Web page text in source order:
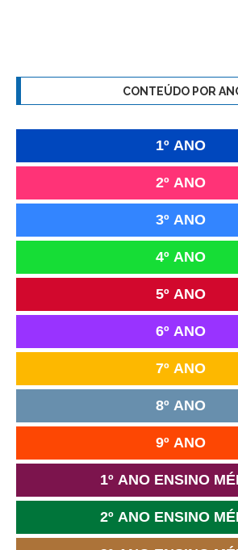
CONTEÚDO POR
1º ANO
2º ANO
3º ANO
4º ANO
5º ANO
6º ANO
7º ANO
8º ANO
9º ANO
1º ANO ENSINO
2º ANO ENSINO